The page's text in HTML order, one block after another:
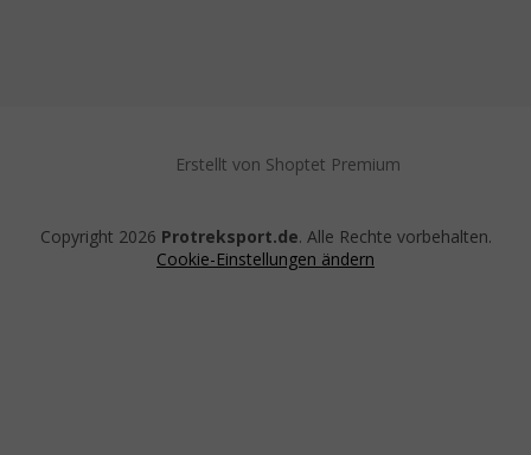
Erstellt von Shoptet Premium
Copyright 2026 Protreksport.de. Alle Rechte vorbehalten.
Cookie-Einstellungen ändern